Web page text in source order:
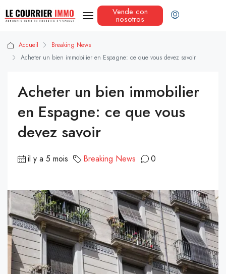
Vende con
nosotros
Accueil
Breaking News
Acheter un bien immobilier en Espagne: ce que vous devez savoir
Acheter un bien immobilier
en Espagne: ce que vous
devez savoir
il y a 5 mois Breaking News 0